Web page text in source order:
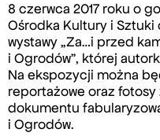
8 czerwca 2017 roku o
Ośrodka Kultury i
wystawy „Za…i przed
i Ogrodów”, której
Na ekspozycji można
reportażowe oraz
dokumentu
i Ogrodów.